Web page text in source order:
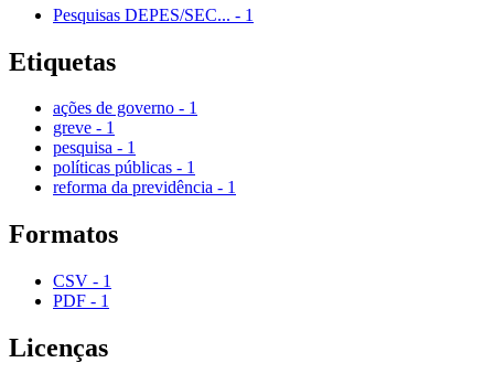
Pesquisas DEPES/SEC... - 1
Etiquetas
ações de governo - 1
greve - 1
pesquisa - 1
políticas públicas - 1
reforma da previdência - 1
Formatos
CSV - 1
PDF - 1
Licenças